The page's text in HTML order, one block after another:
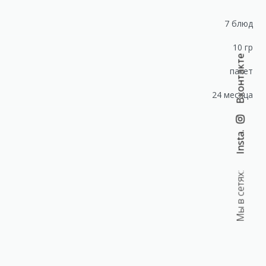
7 блюд
10 гр
пакет
24 месяца
Мы в сетях:
Insta.
Вконтакте